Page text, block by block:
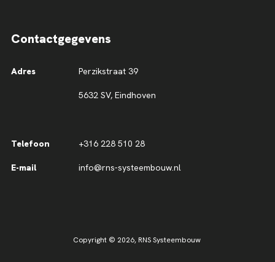
Contactgegevens
Adres Perzikstraat 39
5632 SV, Eindhoven
Telefoon +316 228 510 28
E-mail info@rns-systeembouw.nl
Copyright © 2026, RNS Systeembouw